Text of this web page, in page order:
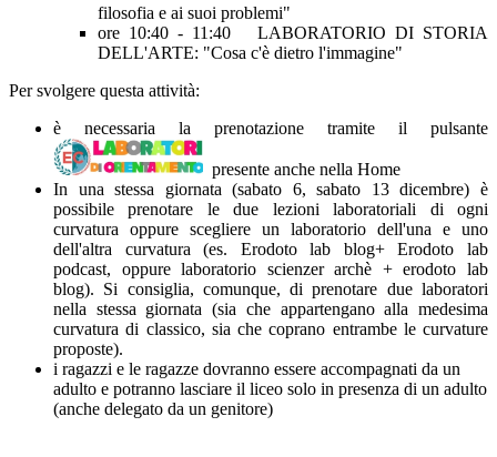
filosofia e ai suoi problemi"
ore 10:40 - 11:40 LABORATORIO DI STORIA
DELL'ARTE: "Cosa c'è dietro l'immagine"
Per svolgere questa attività:
è necessaria la prenotazione tramite il pulsante
presente anche nella Home
In una stessa giornata (sabato 6, sabato 13 dicembre) è
possibile prenotare le due lezioni laboratoriali di ogni
curvatura oppure scegliere un laboratorio dell'una e uno
dell'altra curvatura (es. Erodoto lab blog+ Erodoto lab
podcast, oppure laboratorio scienzer archè + erodoto lab
blog). Si consiglia, comunque, di prenotare due laboratori
nella stessa giornata (sia che appartengano alla medesima
curvatura di classico, sia che coprano entrambe le curvature
proposte).
i ragazzi e le ragazze dovranno essere accompagnati da un
adulto e potranno lasciare il liceo solo in presenza di un adulto
(anche delegato da un genitore)